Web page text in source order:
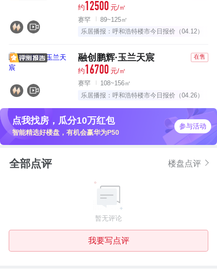
约12500 元/㎡
赛罕
89~125㎡
乐居播报：呼和浩特楼市今日报价（04.12）
融创鹏辉·玉兰天宸 在售
约16700 元/㎡
赛罕
108~156㎡
乐居播报：呼和浩特楼市今日报价（04.26）
点我找房，瓜分10万红包
智能精选好楼盘，有机会赢华为P50
参与活动
楼盘点评
全部点评
暂无评论
我要写点评